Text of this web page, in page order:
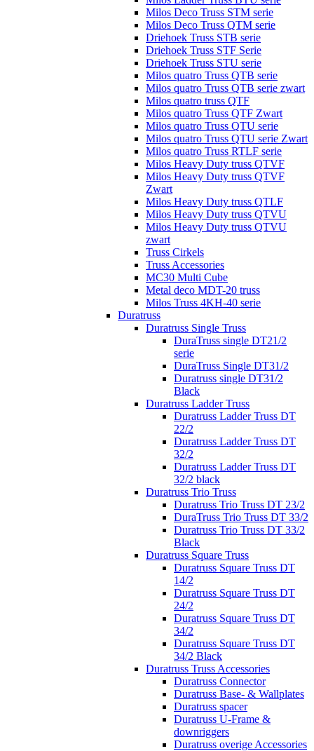
Milos Deco Truss STM serie
Milos Deco Truss QTM serie
Driehoek Truss STB serie
Driehoek Truss STF Serie
Driehoek Truss STU serie
Milos quatro Truss QTB serie
Milos quatro Truss QTB serie zwart
Milos quatro truss QTF
Milos quatro Truss QTF Zwart
Milos quatro Truss QTU serie
Milos quatro Truss QTU serie Zwart
Milos quatro Truss RTLF serie
Milos Heavy Duty truss QTVF
Milos Heavy Duty truss QTVF
Zwart
Milos Heavy Duty truss QTLF
Milos Heavy Duty truss QTVU
Milos Heavy Duty truss QTVU
zwart
Truss Cirkels
Truss Accessories
MC30 Multi Cube
Metal deco MDT-20 truss
Milos Truss 4KH-40 serie
Duratruss
Duratruss Single Truss
DuraTruss single DT21/2
serie
DuraTruss Single DT31/2
Duratruss single DT31/2
Black
Duratruss Ladder Truss
Duratruss Ladder Truss DT
22/2
Duratruss Ladder Truss DT
32/2
Duratruss Ladder Truss DT
32/2 black
Duratruss Trio Truss
Duratruss Trio Truss DT 23/2
DuraTruss Trio Truss DT 33/2
Duratruss Trio Truss DT 33/2
Black
Duratruss Square Truss
Duratruss Square Truss DT
14/2
Duratruss Square Truss DT
24/2
Duratruss Square Truss DT
34/2
Duratruss Square Truss DT
34/2 Black
Duratruss Truss Accessories
Duratruss Connector
Duratruss Base- & Wallplates
Duratruss spacer
Duratruss U-Frame &
downriggers
Duratruss overige Accessories